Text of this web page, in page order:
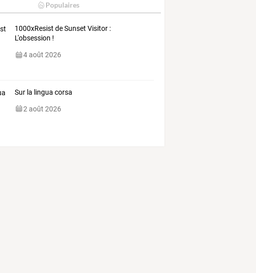
Populaires
1000xResist de Sunset Visitor :
L'obsession !
4 août 2026
Sur la lingua corsa
2 août 2026